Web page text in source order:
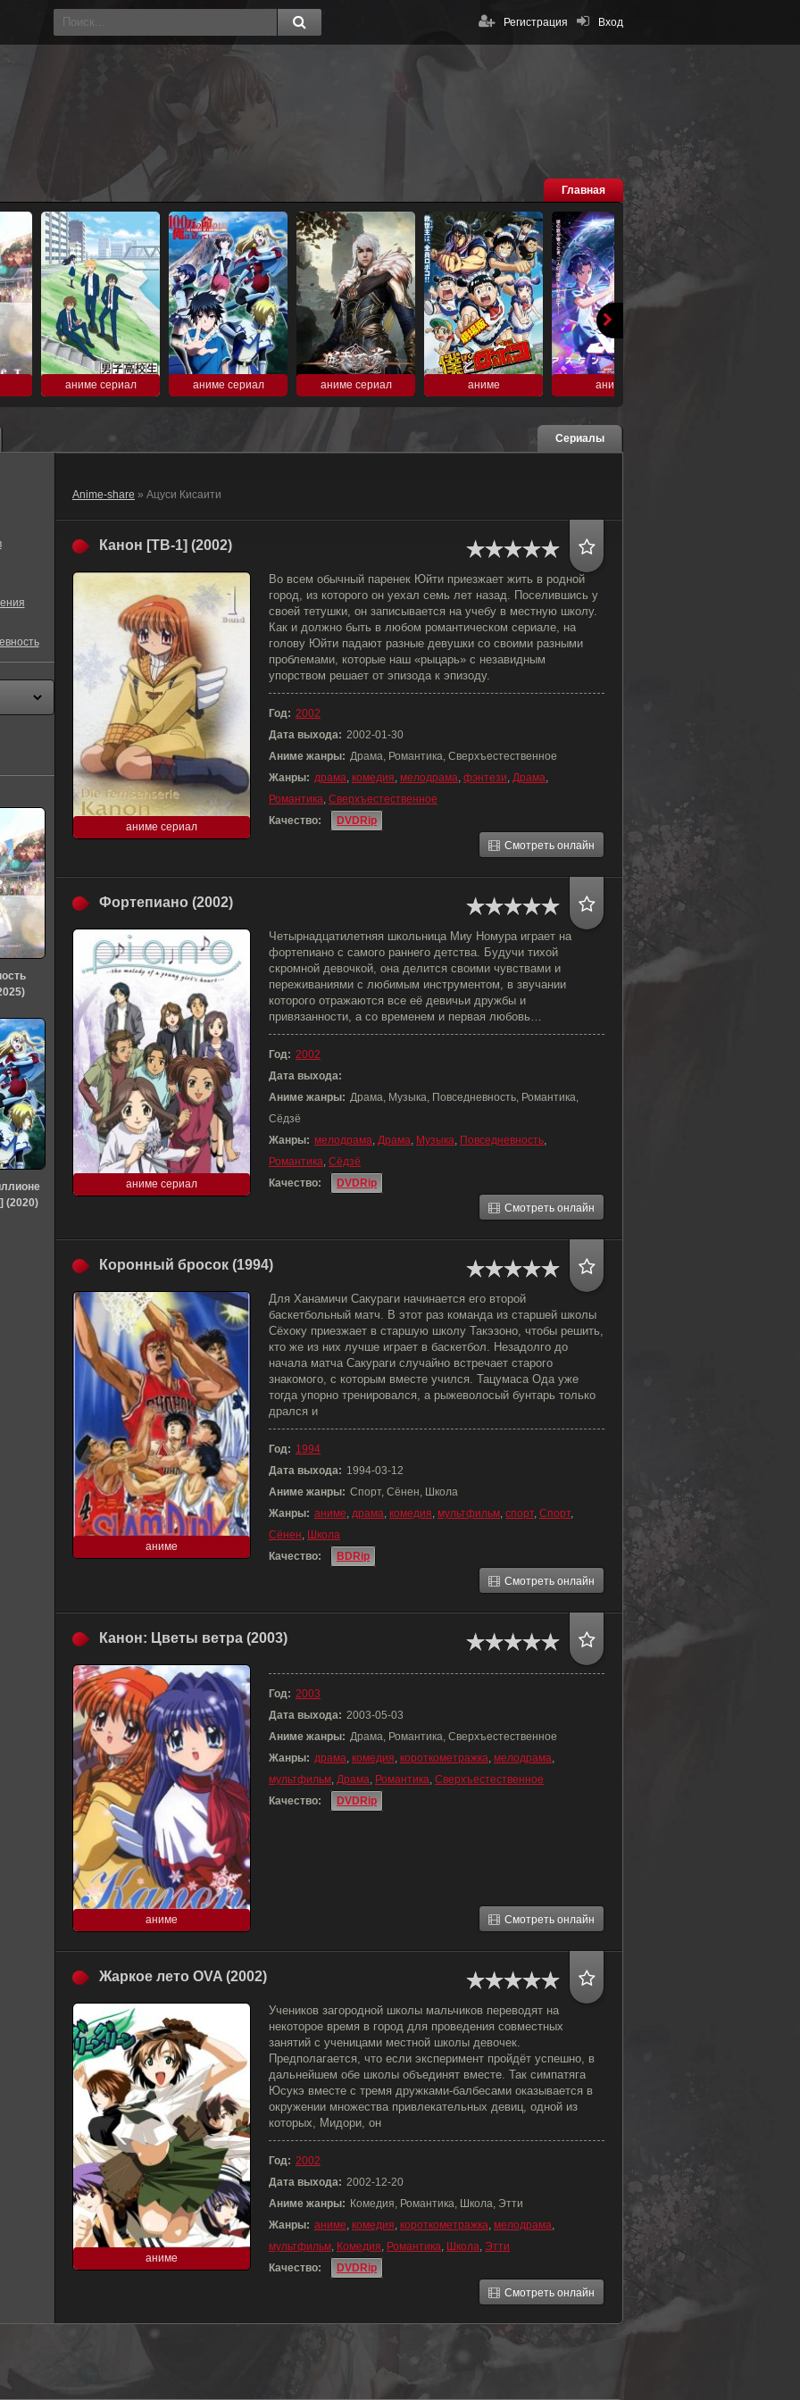
Вход
Регистрация
Главная
аниме сериал аниме сериал аниме сериал аниме аниме
Сериалы
Anime-share » Ацуси Кисаити
Канон [ТВ-1] (2002)
аниме сериал
Во всем обычный паренек Юйти приезжает жить в родной
город, из которого он уехал семь лет назад. Поселившись у
своей тетушки, он записывается на учебу в местную школу.
Как и должно быть в любом романтическом сериале, на
голову Юйти падают разные девушки со своими разными
проблемами, которые наш «рыцарь» с незавидным
упорством решает от эпизода к эпизоду.
Год: 2002
Дата выхода: 2002-01-30
Аниме жанры: Драма, Романтика, Сверхъестественное
Жанры: драма, комедия, мелодрама, фэнтези, Драма,
Романтика, Сверхъестественное
Качество:
DVDRip
Смотреть онлайн
Фортепиано (2002)
аниме сериал
Четырнадцатилетняя школьница Миу Номура играет на
фортепиано с самого раннего детства. Будучи тихой
скромной девочкой, она делится своими чувствами и
переживаниями с любимым инструментом, в звучании
которого отражаются все её девичьи дружбы и
привязанности, а со временем и первая любовь…
Год: 2002
Дата выхода:
Аниме жанры: Драма, Музыка, Повседневность, Романтика,
Сёдзё
Жанры: мелодрама, Драма, Музыка, Повседневность,
Романтика, Сёдзё
Качество:
DVDRip
Смотреть онлайн
Коронный бросок (1994)
аниме
Для Ханамичи Сакураги начинается его второй
баскетбольный матч. В этот раз команда из старшей школы
Сёхоку приезжает в старшую школу Такэзоно, чтобы решить,
кто же из них лучше играет в баскетбол. Незадолго до
начала матча Сакураги случайно встречает старого
знакомого, с которым вместе учился. Тацумаса Ода уже
тогда упорно тренировался, а рыжеволосый бунтарь только
дрался и
Год: 1994
Дата выхода: 1994-03-12
Аниме жанры: Спорт, Сёнен, Школа
Жанры: аниме, драма, комедия, мультфильм, спорт, Спорт,
Сёнен, Школа
Качество:
BDRip
Смотреть онлайн
Канон: Цветы ветра (2003)
аниме
Год: 2003
Дата выхода: 2003-05-03
Аниме жанры: Драма, Романтика, Сверхъестественное
Жанры: драма, комедия, короткометражка, мелодрама,
мультфильм, Драма, Романтика, Сверхъестественное
Качество:
DVDRip
Смотреть онлайн
Жаркое лето OVA (2002)
аниме
Учеников загородной школы мальчиков переводят на
некоторое время в город для проведения совместных
занятий с ученицами местной школы девочек.
Предполагается, что если эксперимент пройдёт успешно, в
дальнейшем обе школы объединят вместе. Так симпатяга
Юсукэ вместе с тремя дружками-балбесами оказывается в
окружении множества привлекательных девиц, одной из
которых, Мидори, он
Год: 2002
Дата выхода: 2002-12-20
Аниме жанры: Комедия, Романтика, Школа, Этти
Жанры: аниме, комедия, короткометражка, мелодрама,
мультфильм, Комедия, Романтика, Школа, Этти
Качество:
DVDRip
Смотреть онлайн
(2020)